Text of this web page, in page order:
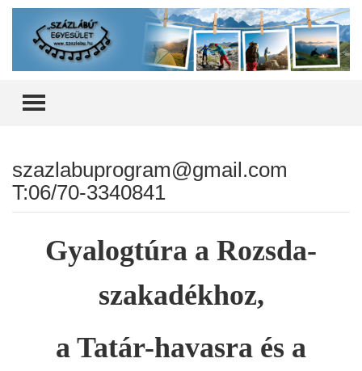
TOGGLE MENU
szazlabuprogram@gmail.com
T:06/70-3340841
Gyalogtúra a Rozsda-
szakadékhoz,
a Tatár-havasra és a